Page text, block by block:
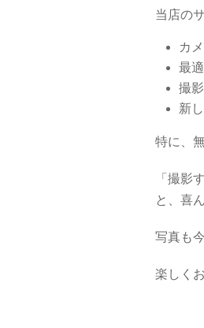
当店の
カ
最
撮
新
特に、
「撮影
と、喜
写真も
楽しく